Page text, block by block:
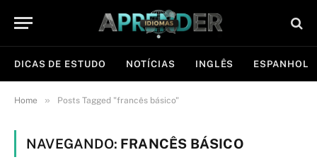
DICAS DE ESTUDO NOTÍCIAS INGLÊS ESPANHOL
Home » Posts Tagged "francês básico"
NAVEGANDO: FRANCÊS BÁSICO